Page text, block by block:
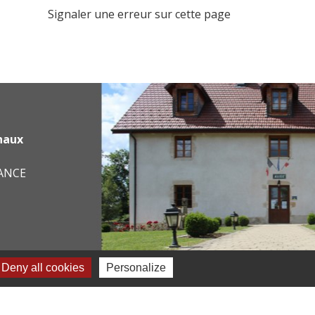
Signaler une erreur sur cette page
Deny all cookies Personalize